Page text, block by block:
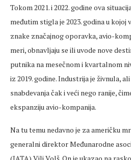
Tokom 2021. i 2022. godine ova
međutim stigla je 2023. godina u kojoj
znake značajnog oporavka, avio-
meri, obnavljaju se ili uvode nove
putnika na mesečnom i kvartalnom
iz 2019. godine. Industrija je živnula,
snabdevanja čak i veći nego ranije,
ekspanziju avio-kompanija.
Na tu temu nedavno je za američku
generalni direktor Međunarodne